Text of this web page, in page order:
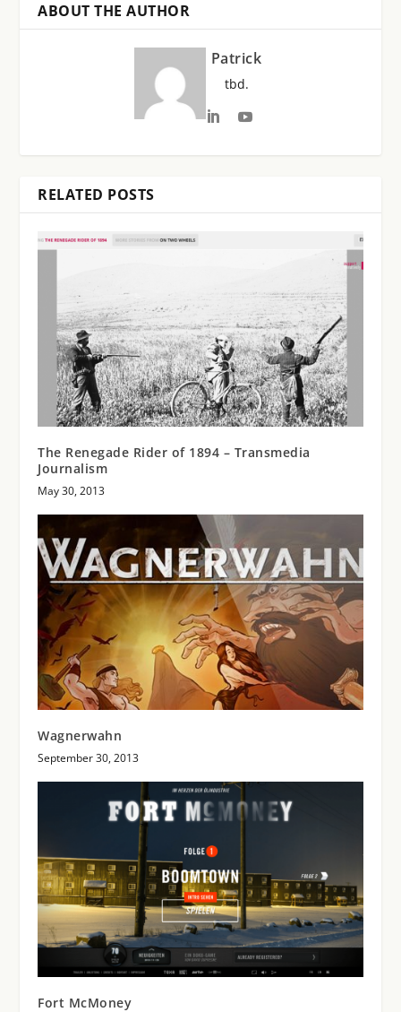
ABOUT THE AUTHOR
Patrick
tbd.
RELATED POSTS
The Renegade Rider of 1894 – Transmedia
Journalism
May 30, 2013
Wagnerwahn
September 30, 2013
Fort McMoney